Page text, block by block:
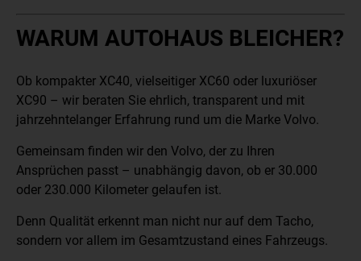
WARUM AUTOHAUS BLEICHER?
Ob kompakter XC40, vielseitiger XC60 oder luxuriöser
XC90 – wir beraten Sie ehrlich, transparent und mit
jahrzehntelanger Erfahrung rund um die Marke Volvo.
Gemeinsam finden wir den Volvo, der zu Ihren
Ansprüchen passt – unabhängig davon, ob er 30.000
oder 230.000 Kilometer gelaufen ist.
Denn Qualität erkennt man nicht nur auf dem Tacho,
sondern vor allem im Gesamtzustand eines Fahrzeugs.